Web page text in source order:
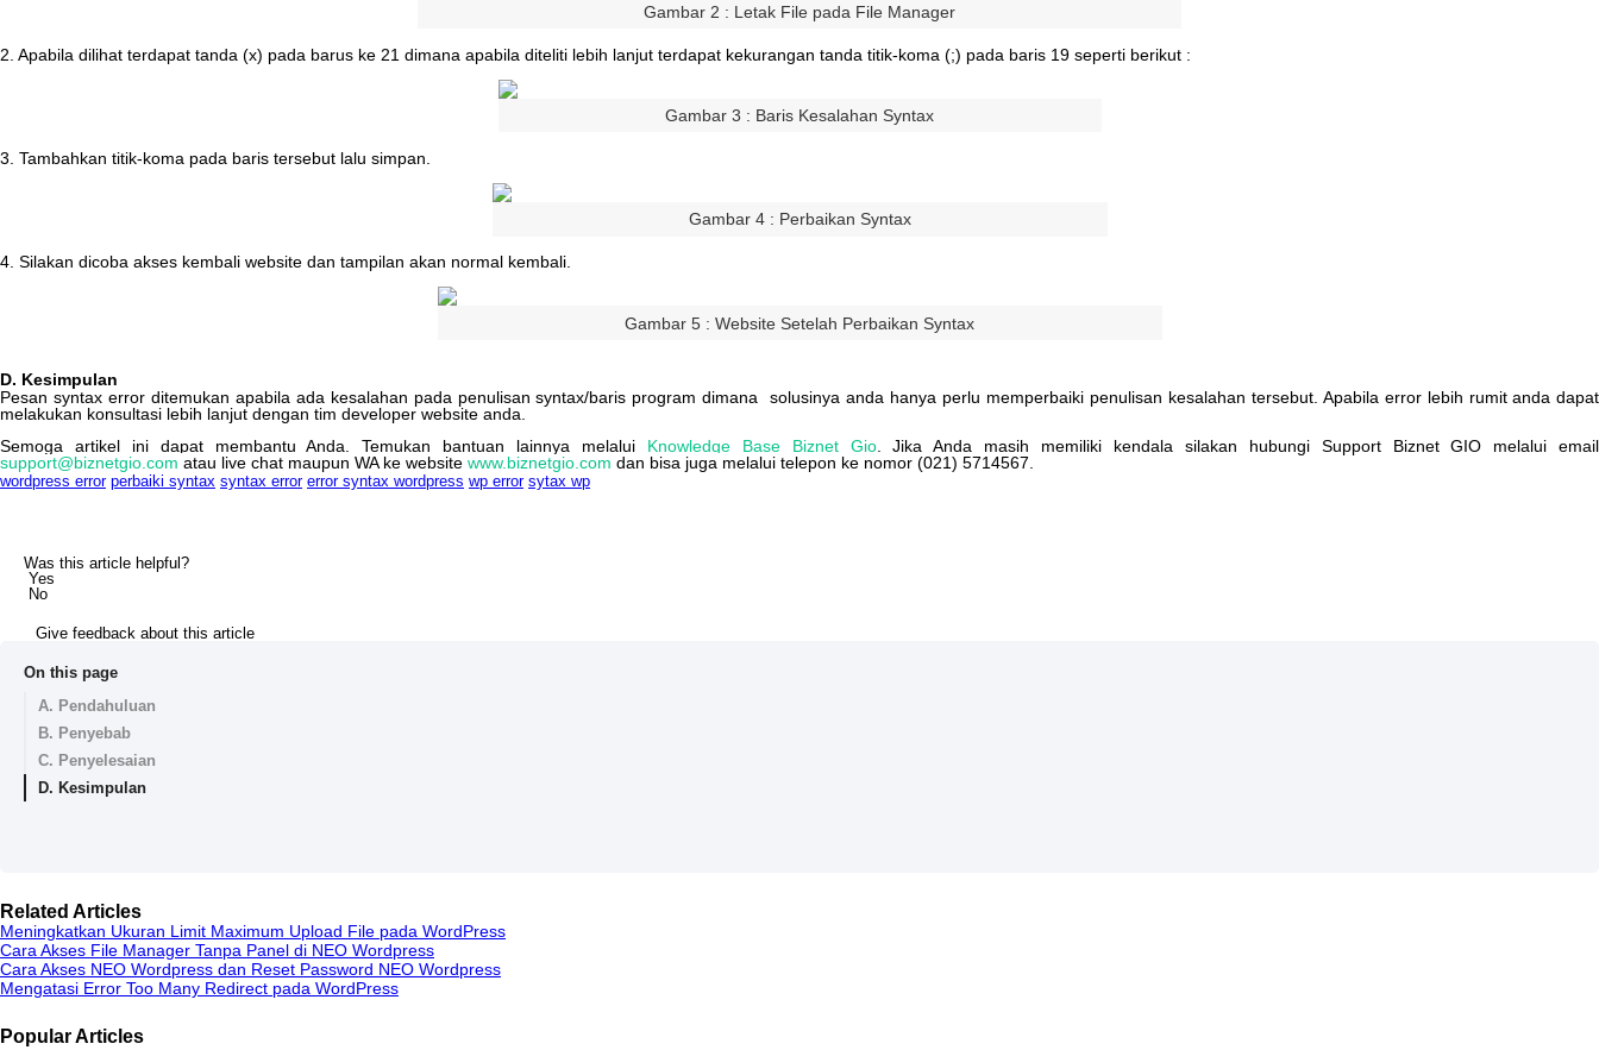
Gambar 2 : Letak File pada File Manager
2 Apabila dilihat terdapat tanda (x) pada barus ke 21 dimana apabila diteliti lebih lanjut terdapat kekurangan tanda titik-koma (;) pada baris 19 seperti berikut :
Gambar 3 : Baris Kesalahan Syntax
3 Tambahkan titik-koma pada baris tersebut lalu simpan
Gambar 4 : Perbaikan Syntax
4 Silakan dicoba akses kembali website dan tampilan akan normal kembali
Gambar 5 : Website Setelah Perbaikan Syntax
D. Kesimpulan
Pesan syntax error ditemukan apabila ada kesalahan pada penulisan syntax/baris program dimana solusinya anda hanya perlu memperbaiki penulisan kesalahan tersebut. Apabila error lebih rumit anda dapat
melakukan konsultasi lebih lanjut dengan tim developer website anda
Semoga
artikel ini dapat membantu Anda Temukan bantuan lainnya melalui Knowledge Base Biznet Gio. Jika Anda masih memiliki kendala silakan hubungi Support Biznet GIO melalui
email
support@biznetgio com atau live chat maupun WA ke website www. biznetgio com dan bisa juga melalui telepon ke nomor (021) 5714567
wordpress error perbaiki syntax syntax error error syntax wordpress wp error sytax wp
Was this article helpful?
Yes
No
Give feedback about this article
On this page
A. Pendahuluan
B. Penyebab
C. Penyelesaian
D. Kesimpulan
Related Articles
Meningkatkan Ukuran Limit Maximum Upload File pada WordPress
Cara Akses File Manager Tanpa Panel di NEO Wordpress
Cara Akses NEO Wordpress dan Reset Password NEO Wordpress
Mengatasi Error Too Many Redirect pada WordPress
Popular Articles